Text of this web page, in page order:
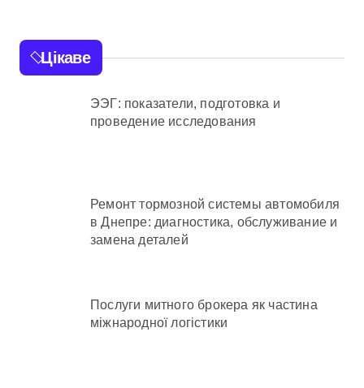
Цікаве
ЭЭГ: показатели, подготовка и
проведение исследования
Ремонт тормозной системы автомобиля
в Днепре: диагностика, обслуживание и
замена деталей
Послуги митного брокера як частина
міжнародної логістики